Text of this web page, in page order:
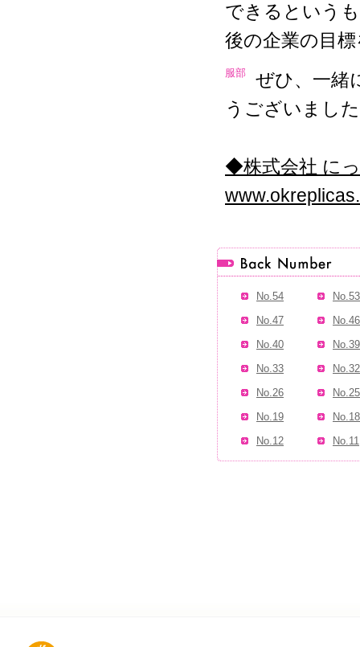
できるという
後の企業の目
服部
ぜひ、一緒
うございまし
◆株式会社 に
No.54
No.53
No.47
No.46
No.40
No.39
No.33
No.32
No.26
No.25
No.19
No.18
No.12
No.11